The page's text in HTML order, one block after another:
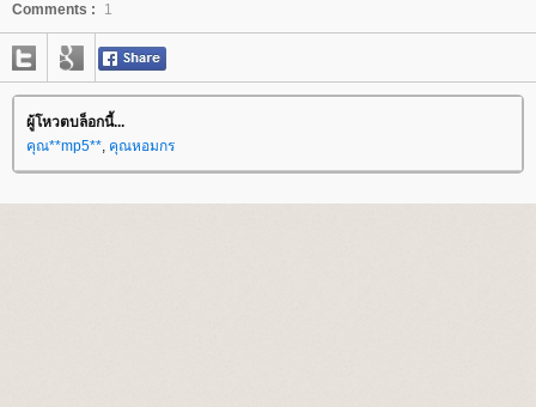
Comments :
1
ผู้โหวตบล็อกนี้...
คุณ**mp5**, คุณหอมกร